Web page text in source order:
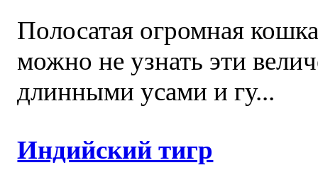
Полосатая огромная
можно не узнать эти
длинными усами и гу...
Индийский тигр